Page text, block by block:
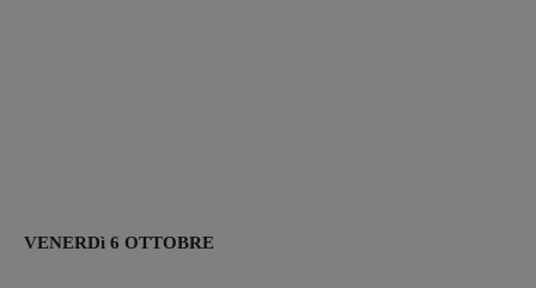
VENERDì 6 OTTOBRE